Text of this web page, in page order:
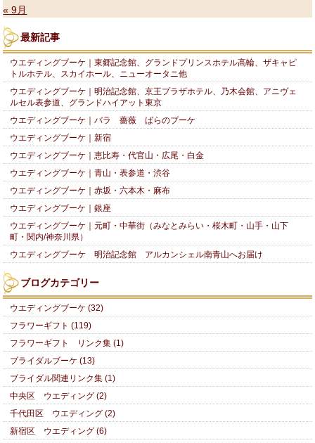
« 9月
最新記事
ウエディングブーケ｜東郷記念館、グランドプリンスホテル高輪、ザキャピ
トルホテル、スカイホール、ニューオータニ他
ウエディングブーケ｜明治記念館、京王プラザホテル、乃木会館、アニヴェ
ルセル表参道、グランドハイアット東京
ウエディングブーケ｜バラ 薔薇 ばらのブーケ
ウエディングブーケ｜新宿
ウエディングブーケ｜恵比寿・代官山・広尾・白金
ウエディングブーケ｜青山・表参道・渋谷
ウエディングブーケ｜赤坂・六本木・麻布
ウエディングブーケ｜銀座
ウエディングブーケ｜元町・中華街（みなとみらい・桜木町・山手・山下
町・関内/神奈川県）
ウエディングブーケ 明治記念館 アルカンシェル南青山へお届け
ブログカテゴリー
ウエディングブーケ (32)
フラワーギフト (119)
フラワーギフト リンク集 (1)
ブライダルブーケ (13)
ブライダル関連リンク集 (1)
中央区 ウエディング (2)
千代田区 ウエディング (2)
新宿区 ウエディング (6)